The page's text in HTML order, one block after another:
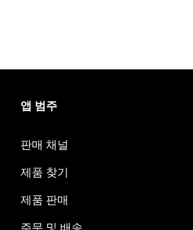
앱 범주
판매 채널
제품 찾기
제품 판매
주문 및 배송